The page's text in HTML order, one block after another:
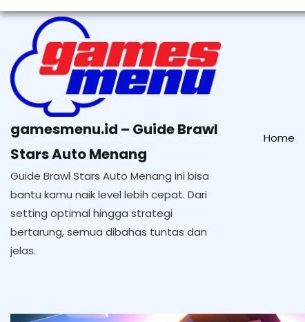
content
gamesmenu.id – Guide Brawl
Stars Auto Menang
Guide Brawl Stars Auto Menang ini bisa
bantu kamu naik level lebih cepat. Dari
setting optimal hingga strategi
bertarung, semua dibahas tuntas dan
jelas.
Home